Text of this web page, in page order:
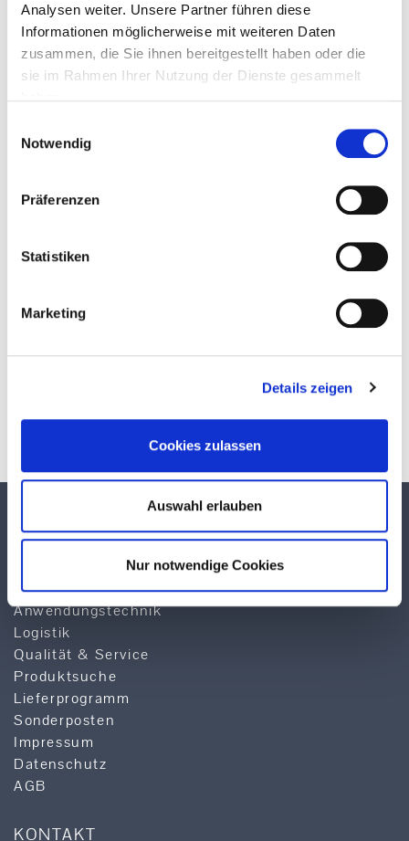
Analysen weiter. Unsere Partner führen diese
Informationen möglicherweise mit weiteren Daten
zusammen, die Sie ihnen bereitgestellt haben oder die
sie im Rahmen Ihrer Nutzung der Dienste gesammelt
Notwendig
Präferenzen
Statistiken
Marketing
Details zeigen
Cookies zulassen
Auswahl erlauben
Nur notwendige Cookies
Download
Team
Anwendungstechnik
Logistik
Qualität & Service
Produktsuche
Lieferprogramm
Sonderposten
Impressum
Datenschutz
AGB
KONTAKT